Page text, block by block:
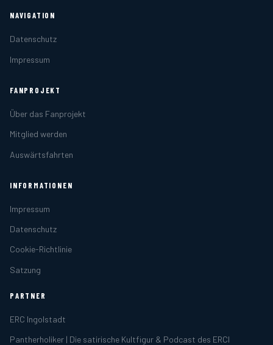
NAVIGATION
Datenschutz
Impressum
FANPROJEKT
Über das Fanprojekt
Mitglied werden
Auswärtsfahrten
INFORMATIONEN
Impressum
Datenschutz
Cookie-Richtlinie
Satzung
PARTNER
ERC Ingolstadt
Pantherholiker | Die satirische Kultfigur & Podcast des ERCI